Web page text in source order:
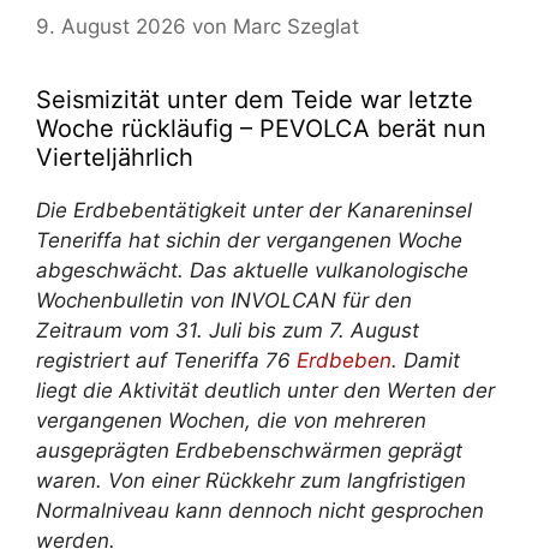
9. August 2026 von Marc Szeglat
Seismizität unter dem Teide war letzte
Woche rückläufig – PEVOLCA berät nun
Vierteljährlich
Die Erdbebentätigkeit unter der Kanareninsel
Teneriffa hat sichin der vergangenen Woche
abgeschwächt. Das aktuelle vulkanologische
Wochenbulletin von INVOLCAN für den
Zeitraum vom 31. Juli bis zum 7. August
registriert auf Teneriffa 76 Erdbeben. Damit
liegt die Aktivität deutlich unter den Werten der
vergangenen Wochen, die von mehreren
ausgeprägten Erdbebenschwärmen geprägt
waren. Von einer Rückkehr zum langfristigen
Normalniveau kann dennoch nicht gesprochen
werden.